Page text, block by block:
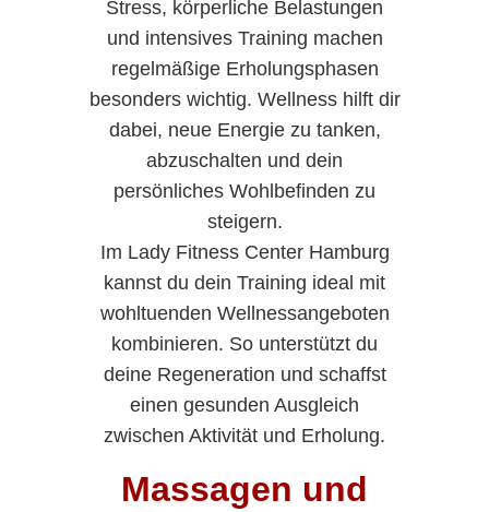
Stress, körperliche Belastungen
und intensives Training machen
regelmäßige Erholungsphasen
besonders wichtig. Wellness hilft dir
dabei, neue Energie zu tanken,
abzuschalten und dein
persönliches Wohlbefinden zu
steigern.
Im Lady Fitness Center Hamburg
kannst du dein Training ideal mit
wohltuenden Wellnessangeboten
kombinieren. So unterstützt du
deine Regeneration und schaffst
einen gesunden Ausgleich
zwischen Aktivität und Erholung.
Massagen und